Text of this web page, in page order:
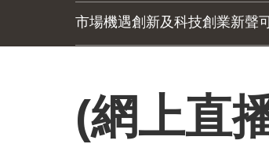
市場機遇創新及科技創業新聲
(網上直